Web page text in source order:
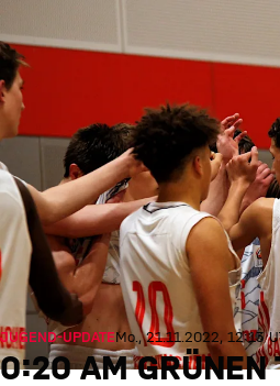
JUGEND-UPDATEMo., 21.11.2022, 12:13
0:20 AM GRÜNEN